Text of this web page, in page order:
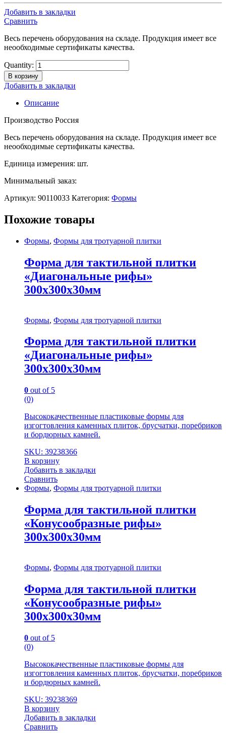
Добавить в закладки
Сравнить
Весь перечень оборудования на складе. Продукция имеет все
неообходимые сертификаты качества.
Quantity:
В корзину
Добавить в закладки
Описание
Производство Россия
Весь перечень оборудования на складе. Продукция имеет все
неообходимые сертификаты качества.
Единица измерения: шт.
Минимальный заказ:
Артикул: 90110033 Категория: Формы
Похожие товары
Формы, Формы для тротуарной плитки
Форма для тактильной плитки
«Диагональные рифы»
300х300х30мм
Формы, Формы для тротуарной плитки
Форма для тактильной плитки
«Диагональные рифы»
300х300х30мм
0 out of 5
(0)
Высококачественные пластиковые формы для
изгогтовления каменных плиток, брусчатки, поребриков
и бордюрных камней.
SKU: 39238366
В корзину
Добавить в закладки
Сравнить
Формы, Формы для тротуарной плитки
Форма для тактильной плитки
«Конусообразные рифы»
300х300х30мм
Формы, Формы для тротуарной плитки
Форма для тактильной плитки
«Конусообразные рифы»
300х300х30мм
0 out of 5
(0)
Высококачественные пластиковые формы для
изгогтовления каменных плиток, брусчатки, поребриков
и бордюрных камней.
SKU: 39238369
В корзину
Добавить в закладки
Сравнить